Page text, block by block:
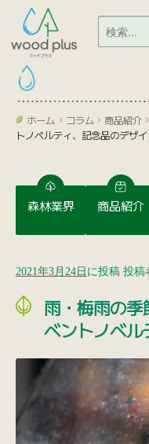
ホーム コラム 商品紹介
トノベルティ、記念品のデザ
森林業界 商品紹介
2021年3月24日 に投稿 投稿
雨・梅雨の
ベントノベ